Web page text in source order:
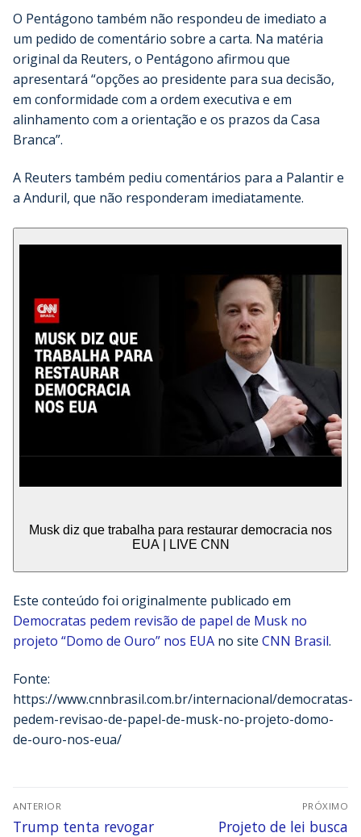
O Pentágono também não respondeu de imediato a
um pedido de comentário sobre a carta. Na matéria
original da Reuters, o Pentágono afirmou que
apresentará “opções ao presidente para sua decisão,
em conformidade com a ordem executiva e em
alinhamento com a orientação e os prazos da Casa
Branca”.
A Reuters também pediu comentários para a Palantir e
a Anduril, que não responderam imediatamente.
Musk diz que trabalha para restaurar democracia nos
EUA | LIVE CNN
Este conteúdo foi originalmente publicado em
Democratas pedem revisão de papel de Musk no
projeto “Domo de Ouro” nos EUA no site CNN Brasil.
Fonte:
https://www.cnnbrasil.com.br/internacional/democratas-
pedem-revisao-de-papel-de-musk-no-projeto-domo-
de-ouro-nos-eua/
ANTERIOR
Trump tenta revogar
PRÓXIMO
Projeto de lei busca